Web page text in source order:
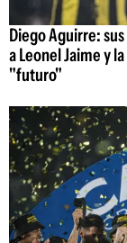
Diego Aguirre:
a Leonel Jaime y
"futuro"